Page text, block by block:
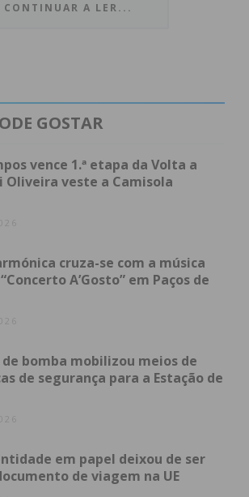
ao Ceptro
agora confirmados garantiram
a etapa decisiva onde a margem
São eles:
Um emblema histórico que
a sua consistência.
de Modelos:
dos “Castores” traz a irreverência
da sua estrutura para o futsal
ser um “osso duro de roer” para
CONTINUAR A LER...
GOSTAR
vence 1.ª etapa da Volta a
Oliveira veste a Camisola
cruza-se com a música
A’Gosto” em Paços de
de bomba mobilizou meios de
de segurança para a Estação de
em papel deixou de ser
de viagem na UE